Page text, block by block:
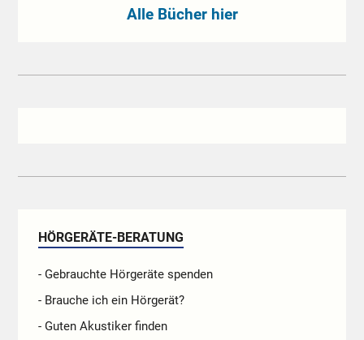
Alle Bücher hier
HÖRGERÄTE-BERATUNG
- Gebrauchte Hörgeräte spenden
- Brauche ich ein Hörgerät?
- Guten Akustiker finden